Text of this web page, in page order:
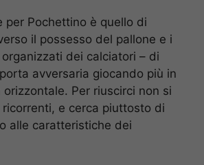
per Pochettino è quello di
il possesso del pallone e i
dei calciatori – di
avversaria giocando più in
Per riuscirci non si
e cerca piuttosto di
alle caratteristiche dei